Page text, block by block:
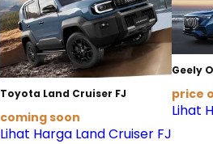
Toyota Land Cruiser FJ
coming soon
Lihat Harga Land Cruiser FJ
Geely
price
Lihat